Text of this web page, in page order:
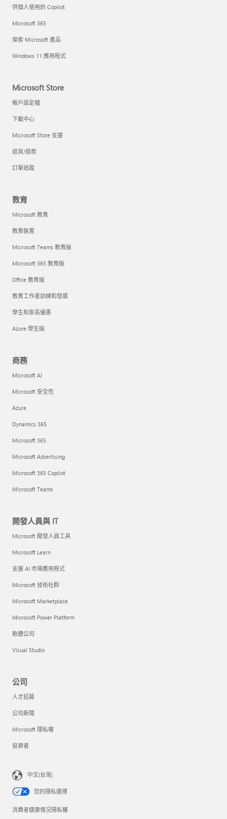
供個人使用的 Copilot
Microsoft 365
探索 Microsoft 產品
Windows 11 應用程式
Microsoft Store
帳戶設定檔
下載中心
Microsoft Store 支援
退貨/退款
訂單追蹤
教育
Microsoft 教育
教育裝置
Microsoft Teams 教育版
Microsoft 365 教育版
Office 教育版
教育工作者訓練和發展
學生和家長優惠
Azure 學生版
商務
Microsoft AI
Microsoft 安全性
Azure
Dynamics 365
Microsoft 365
Microsoft Advertising
Microsoft 365 Copilot
Microsoft Teams
開發人員與 IT
Microsoft 開發人員工具
Microsoft Learn
支援 AI 市場應用程式
Microsoft 技術社群
Microsoft Marketplace
Microsoft Power Platform
軟體公司
Visual Studio
公司
人才招募
公司新聞
Microsoft 隱私權
投資者
中文(台灣)
您的隱私選擇
消費者健康情況隱私權